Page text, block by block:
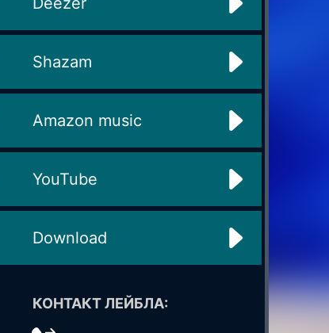
Shazam
Amazon music
YouTube
Download
КОНТАКТ ЛЕЙБЛА: